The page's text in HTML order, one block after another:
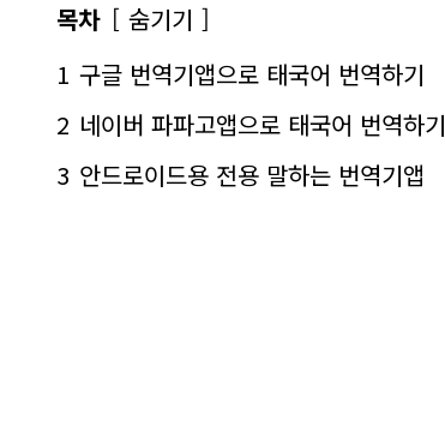
목차
숨기기
1 구글 번역기앱으로 태국어 번역하기
2 네이버 파파고앱으로 태국어 번역하기
3 안드로이드용 전용 말하는 번역기앱